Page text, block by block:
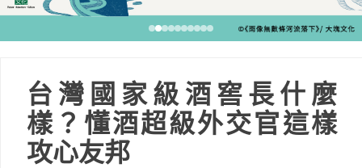
台灣國家級酒窖長什麼
樣？懂酒超級外交官這樣
攻心友邦